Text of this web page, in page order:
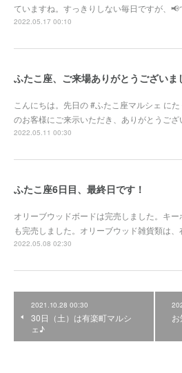
ていますね。すっきりしない毎日ですが、📢
2022.05.17 00:10
ふたこ座、ご来場ありがとうございま
こんにちは。先日の #ふたこ座マルシェ にた
のお客様にご来示いただき、ありがとうござ
2022.05.11 00:30
ふたこ座6日目、最終日です！
オリーブウッドボードは完売しました。キー
も完売しました。オリーブウッド雑貨類は、
2022.05.08 02:30
2021.10.28 00:30
30日（土）は有楽町マルシ
ェ♪